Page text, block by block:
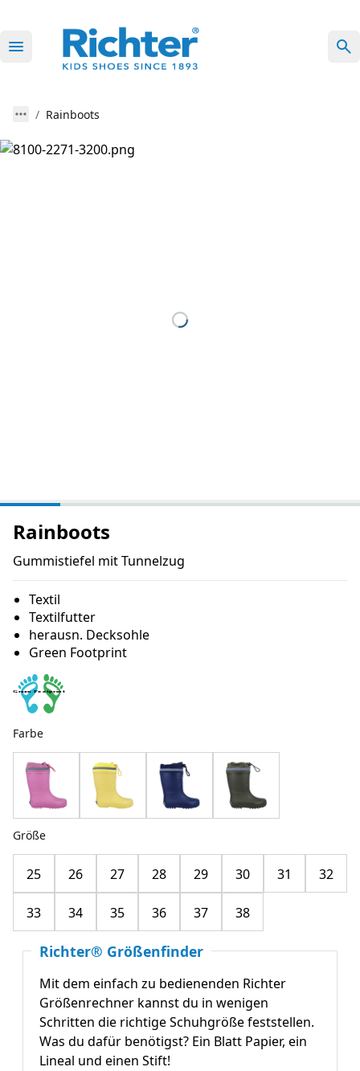
Rainboots
Rainboots
Gummistiefel mit Tunnelzug
Textil
Textilfutter
herausn. Decksohle
Green Footprint
Farbe
Größe
25 26 27 28 29 30 31 32
33 34 35 36 37 38
Richter® Größenfinder
Mit dem einfach zu bedienenden Richter
Größenrechner kannst du in wenigen
Schritten die richtige Schuhgröße feststellen.
Was du dafür benötigst? Ein Blatt Papier, ein
Lineal und einen Stift!